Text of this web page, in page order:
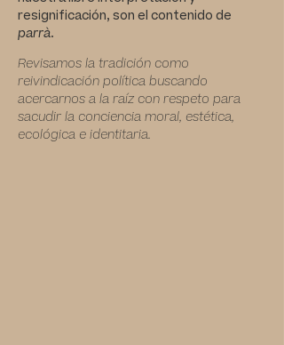
resignificación, son el contenido de
parrà.
Revisamos la tradición como
reivindicación política buscando
acercarnos a la raíz con respeto para
sacudir la conciencia moral, estética,
ecológica e identitaria.